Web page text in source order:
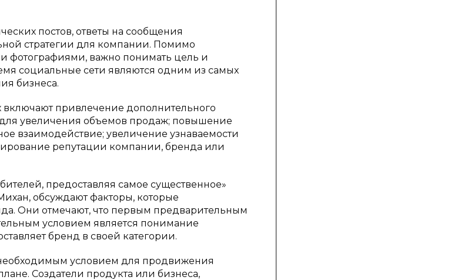
постов, ответы на сообщения
стратегии для компании. Помимо
фотографиями, важно понимать цель и
социальные сети являются одним из самых
бизнеса.
включают привлечение дополнительного
увеличения объемов продаж; повышение
взаимодействие; увеличение узнаваемости
репутации компании, бренда или
предоставляя самое существенное»
обсуждают факторы, которые
Они отмечают, что первым предварительным
условием является понимание
бренд в своей категории.
условием для продвижения
Создатели продукта или бизнеса,